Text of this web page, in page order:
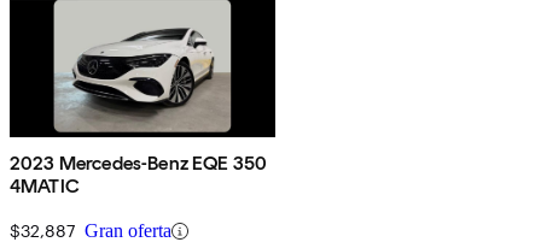
2023 Mercedes-Benz EQE 350
4MATIC
$32,887 Gran oferta